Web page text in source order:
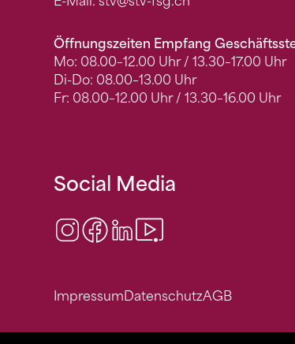
Öffnungszeiten Empfang
Mo: 08.00–12.00 Uhr / 13.30–17.00 Uhr
Di-Do: 08.00–13.00 Uhr
Fr: 08.00–12.00 Uhr / 13.30–16.00 Uhr
Social Media
Instagram
Facebook
LinkedIn
ImpressumDatenschutzAGB